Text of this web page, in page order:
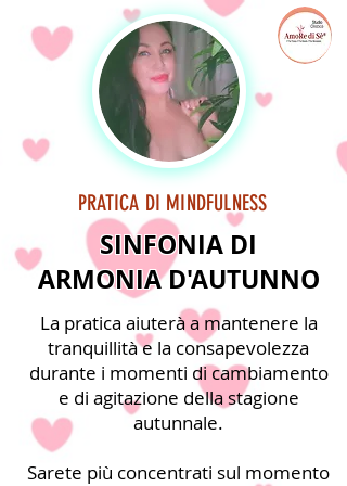
PRATICA DI MINDFULNESS
SINFONIA DI
ARMONIA D'AUTUNNO
La pratica aiuterà a mantenere la
tranquillità e la consapevolezza
durante i momenti di cambiamento
e di agitazione della stagione
autunnale.
Sarete più concentrati sul momento